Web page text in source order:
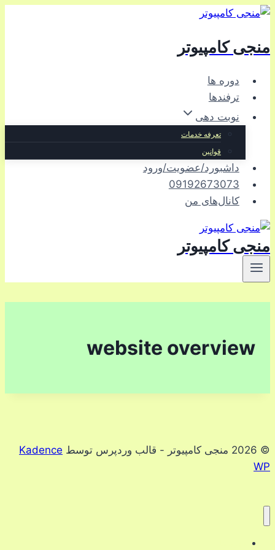
بازگشت
محتوا
منجی کامپیوتر
دوره ها
ترفندها
نوبت دهی
تعرفه خدمات
قوانین
داشبورد/عضویت/ورود
09192673073
کانال‌های من
منجی کامپیوتر
website overview
© 2026 منجی کامپیوتر - قالب وردپرس توسط
Kadence
WP